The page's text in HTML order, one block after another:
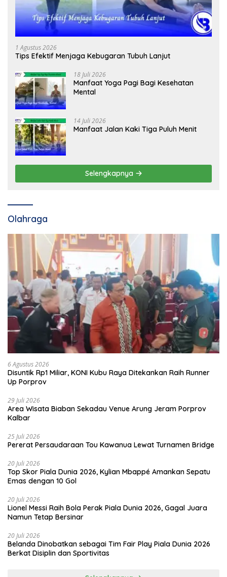
1 Agustus 2026
Tips Efektif Menjaga Kebugaran Tubuh Lanjut
18 Juli 2026
Manfaat Yoga Pagi Bagi Kesehatan
Mental
14 Juli 2026
Manfaat Jalan Kaki Tiga Puluh Menit
Selengkapnya
Olahraga
6 Agustus 2026
Disuntik Rp1 Miliar, KONI Kubu Raya Ditekankan Raih Runner
Up Porprov
29 Juli 2026
Area Wisata Biaban Sekadau Venue Arung Jeram Porprov
Kalbar
25 Juli 2026
Pererat Persaudaraan Tou Kawanua Lewat Turnamen Bridge
20 Juli 2026
Top Skor Piala Dunia 2026, Kylian Mbappé Amankan Sepatu
Emas dengan 10 Gol
20 Juli 2026
Lionel Messi Raih Bola Perak Piala Dunia 2026, Gagal Juara
Namun Tetap Bersinar
20 Juli 2026
Belanda Dinobatkan sebagai Tim Fair Play Piala Dunia 2026
Berkat Disiplin dan Sportivitas